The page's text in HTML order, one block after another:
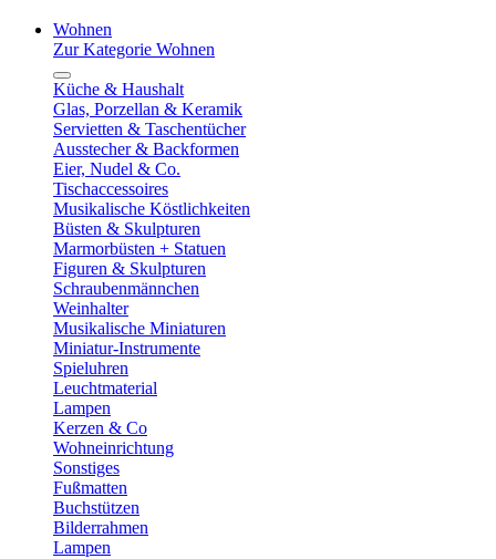
Wohnen
Zur Kategorie Wohnen
Küche & Haushalt
Glas, Porzellan & Keramik
Servietten & Taschentücher
Ausstecher & Backformen
Eier, Nudel & Co.
Tischaccessoires
Musikalische Köstlichkeiten
Büsten & Skulpturen
Marmorbüsten + Statuen
Figuren & Skulpturen
Schraubenmännchen
Weinhalter
Musikalische Miniaturen
Miniatur-Instrumente
Spieluhren
Leuchtmaterial
Lampen
Kerzen & Co
Wohneinrichtung
Sonstiges
Fußmatten
Buchstützen
Bilderrahmen
Lampen